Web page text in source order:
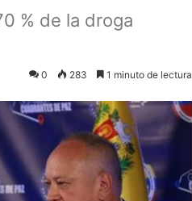
% de la droga
0 283 1 minuto de lectura